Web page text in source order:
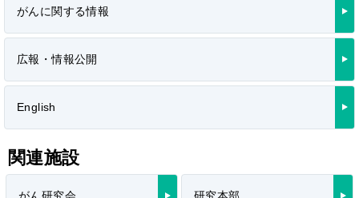
がんに関する情報
広報・情報公開
English
関連施設